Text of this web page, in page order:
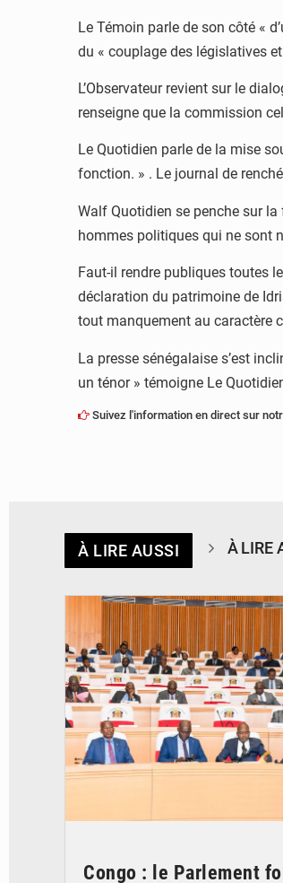
Le Témoin parle de son côté «
du « couplage des législatives
L’Observateur revient sur le
renseigne que la commission
Le Quotidien parle de la mise
fonction. » . Le journal de
Walf Quotidien se penche sur
hommes politiques qui ne sont
Faut-il rendre publiques toutes
déclaration du patrimoine de
tout manquement au caractère
La presse sénégalaise s’est
un ténor » témoigne Le
Suivez l'information en direct sur
À LIRE AUSSI À LIRE
Congo : le Parlement